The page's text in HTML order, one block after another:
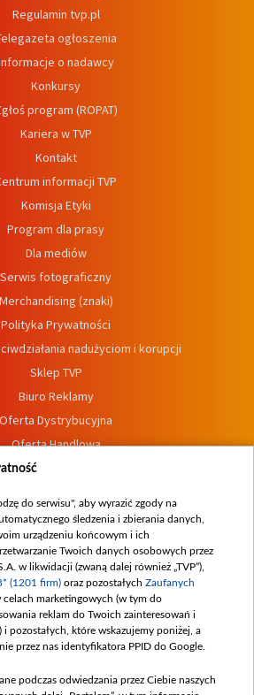
Regulamin tvp.pl
ogłoszenia
o nadawcy
Konkursy
program (ROPAT)
Kariera w TVP
Kontakt
informacji TVP
Komisja Etyki
Program dla prasy
Dla mediów
Serwis fotograficzny
Merchandising (znaki)
Polityka Prywatności
nadużyciom i korupcji
Sklep TVP
Biuro Reklamy
Oferta Dystrybucyjna
Oferta Handlowa
Dostępność
zgłoszeń wewnętrznych
do serwisu", aby wyrazić zgody na
śledzenia i zbierania danych,
urządzeniu końcowym i ich
Twoich danych osobowych przez
w likwidacji (zwaną dalej również „TVP”),
(1201 firm) oraz pozostałych Zaufanych
celach marketingowych (w tym do
reklam do Twoich zainteresowań i
pozostałych, które wskazujemy poniżej, a
przez nas identyfikatora PPID do Google.
podczas odwiedzania przez Ciebie naszych